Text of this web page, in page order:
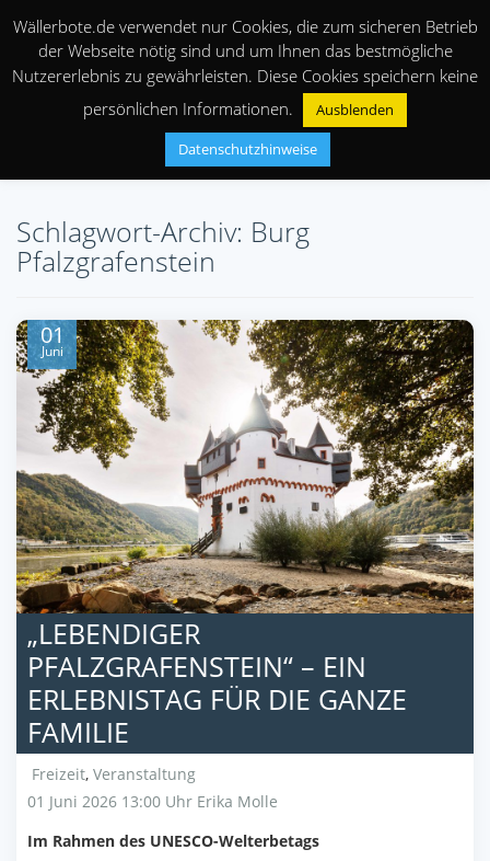
Schlagwort-Archiv: Burg
Pfalzgrafenstein
01
Juni
„LEBENDIGER
PFALZGRAFENSTEIN“ – EIN
ERLEBNISTAG FÜR DIE GANZE
FAMILIE
Freizeit, Veranstaltung
01 Juni 2026 13:00 Uhr Erika Molle
Im Rahmen des UNESCO-Welterbetags
Wällerbote.de verwendet nur Cookies, die zum sicheren Betrieb
der Webseite nötig sind und um Ihnen das bestmögliche
Nutzererlebnis zu gewährleisten. Diese Cookies speichern keine
persönlichen Informationen.
Ausblenden
Datenschutzhinweise